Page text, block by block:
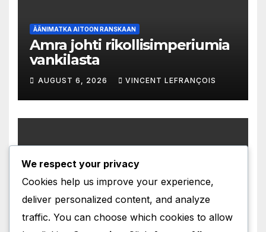
ÄÄNIMATKA AITOON RANSKAAN
Amra johti rikollisimperiumia
vankilasta
AUGUST 6, 2026 VINCENT LEFRANÇOIS
ÄÄNIMATKA AITOON RANSKAAN
Immunoterapia pelasti
unelman äitiydestä
AUGUST 5, 2026 VINCENT LEFRANÇOIS
We respect your privacy
Cookies help us improve your experience,
deliver personalized content, and analyze
traffic. You can choose which cookies to allow